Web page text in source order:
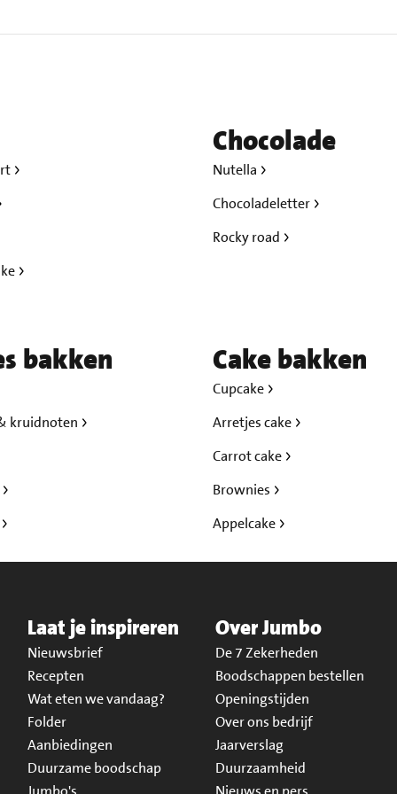
Chocolade
Nutella
Chocoladeletter
Rocky road
bakken
kruidnoten
Cake bakken
Cupcake
Arretjes cake
Carrot cake
Brownies
Appelcake
Laat je inspireren
Nieuwsbrief
Recepten
Wat eten we vandaag?
Folder
Aanbiedingen
Duurzame boodschap
Over Jumbo
De 7 Zekerheden
Boodschappen bestellen
Openingstijden
Over ons bedrijf
Jaarverslag
Duurzaamheid